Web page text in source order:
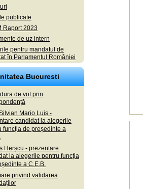
publicate
Raport 2023
de uz intern
pentru mandatul de
în Parlamentul României
Bucuresti
de vot prin
Mario Luis -
candidat la alegerile
funcția de președinte a
Herșcu - prezentare
la alegerile pentru funcția
a C.E.B.
privind validarea